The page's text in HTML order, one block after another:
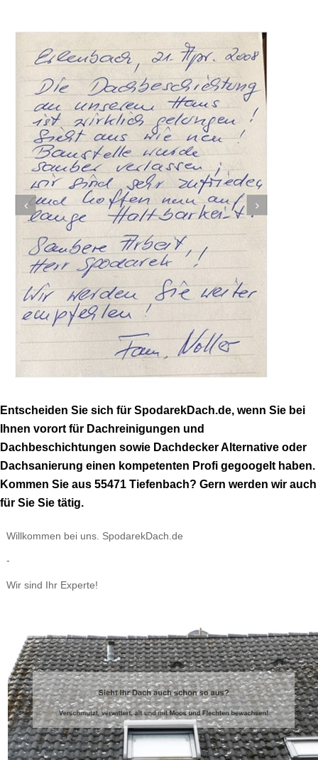
Entscheiden Sie sich für SpodarekDach.de, wenn Sie bei
Ihnen vorort für Dachreinigungen und
Dachbeschichtungen sowie Dachdecker Alternative oder
Dachsanierung einen kompetenten Profi gegoogelt haben.
Kommen Sie aus 55471 Tiefenbach? Gern werden wir auch
für Sie Sie tätig.
Willkommen bei uns. SpodarekDach.de
-
Wir sind Ihr Experte!